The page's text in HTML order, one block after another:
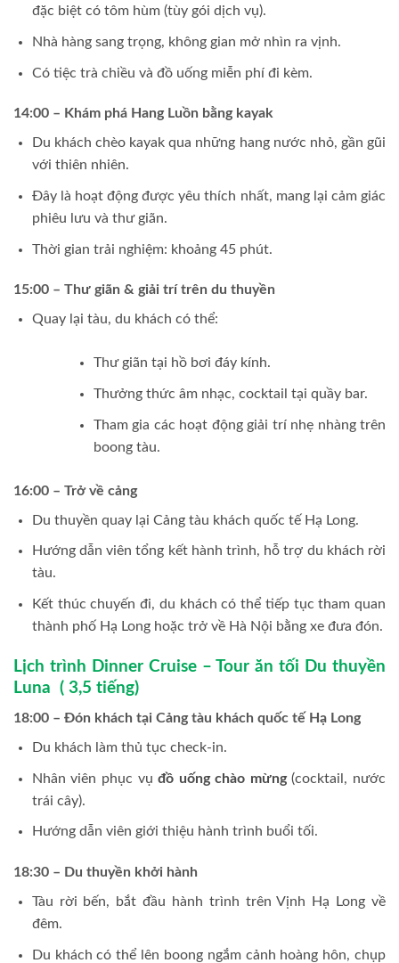
đặc biệt có tôm hùm (tùy gói dịch vụ).
Nhà hàng sang trọng, không gian mở nhìn ra vịnh.
Có tiệc trà chiều và đồ uống miễn phí đi kèm.
14:00 – Khám phá Hang Luồn bằng kayak
Du khách chèo kayak qua những hang nước nhỏ, gần gũi
với thiên nhiên.
Đây là hoạt động được yêu thích nhất, mang lại cảm giác
phiêu lưu và thư giãn.
Thời gian trải nghiệm: khoảng 45 phút.
15:00 – Thư giãn & giải trí trên du thuyền
Quay lại tàu, du khách có thể:
Thư giãn tại hồ bơi đáy kính.
Thưởng thức âm nhạc, cocktail tại quầy bar.
Tham gia các hoạt động giải trí nhẹ nhàng trên
boong tàu.
16:00 – Trở về cảng
Du thuyền quay lại Cảng tàu khách quốc tế Hạ Long.
Hướng dẫn viên tổng kết hành trình, hỗ trợ du khách rời
tàu.
Kết thúc chuyến đi, du khách có thể tiếp tục tham quan
thành phố Hạ Long hoặc trở về Hà Nội bằng xe đưa đón.
Lịch trình Dinner Cruise – Tour ăn tối Du thuyền
Luna ( 3,5 tiếng)
18:00 – Đón khách tại Cảng tàu khách quốc tế Hạ Long
Du khách làm thủ tục check-in.
Nhân viên phục vụđồ uống chào mừng(cocktail, nước
trái cây).
Hướng dẫn viên giới thiệu hành trình buổi tối.
18:30 – Du thuyền khởi hành
Tàu rời bến, bắt đầu hành trình trên Vịnh Hạ Long về
đêm.
Du khách có thể lên boong ngắm cảnh hoàng hôn, chụp